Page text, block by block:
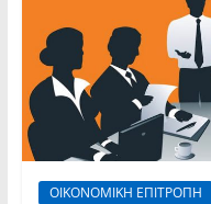
ΟΙΚΟΝΟΜΙΚΗ ΕΠΙΤΡΟΠΗ